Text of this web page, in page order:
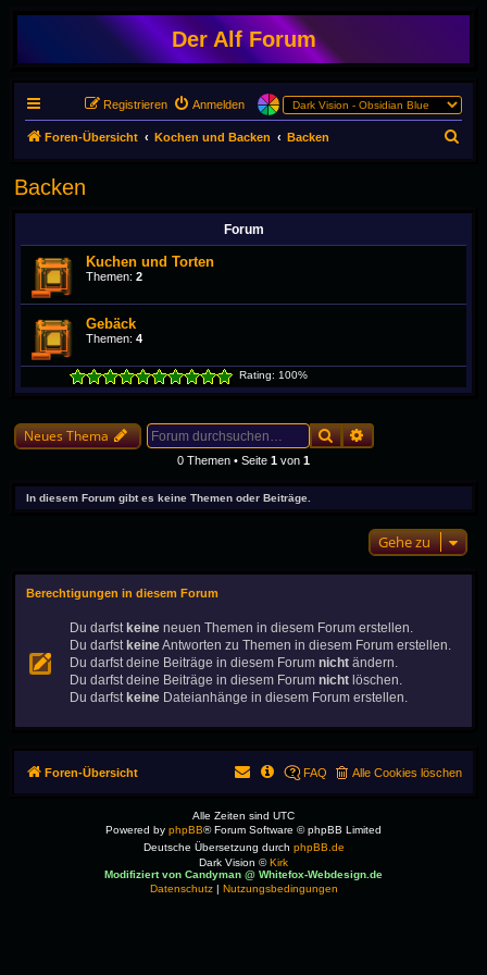
Der Alf Forum
Anmelden
Registrieren
Foren-Übersicht Kochen und Backen Backen
u
h
Backen
Forum
Kuchen und Torten
Themen: 2
Gebäck
Themen: 4
Rating: 100%
Neues Thema SucheErweiterte Suche
0 Themen • Seite 1 von 1
In diesem Forum gibt es keine Themen oder Beiträge.
Gehe zu
Berechtigungen in diesem Forum
Du darfstkeine neuen Themen in diesem Forum erstellen.
Du darfstkeineAntworten zu Themen in diesem Forum erstellen.
Du darfst deine Beiträge in diesem Forum nicht ändern.
Du darfst deine Beiträge in diesem Forum nicht löschen.
Du darfstkeine Dateianhänge in diesem Forum erstellen.
Foren-Übersicht Alle Cookies löschen
FAQ
Alle Zeiten sind UTC
Powered by phpBB® Forum Software © phpBB Limited
Deutsche Übersetzung durch phpBB.de
Dark Vision ©Kirk
Modifiziert von Candyman @ Whitefox-Webdesign.de
Datenschutz| Nutzungsbedingungen